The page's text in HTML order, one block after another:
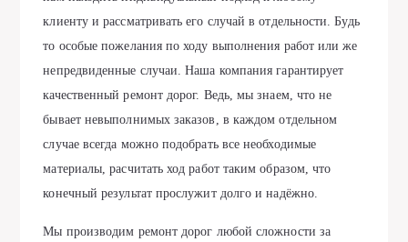
клиенту и рассматривать его случай в отдельности. Будь
то особые пожелания по ходу выполнения работ или же
непредвиденные случаи. Наша компания гарантирует
качественный ремонт дорог. Ведь, мы знаем, что не
бывает невыполнимых заказов, в каждом отдельном
случае всегда можно подобрать все необходимые
материалы, расчитать ход работ таким образом, что
конечный результат прослужит долго и надёжно.
Мы производим ремонт дорог любой сложности за